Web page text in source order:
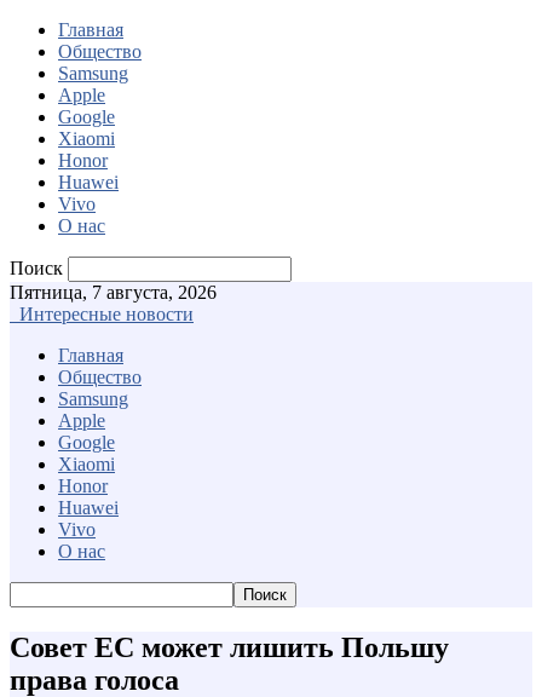
Главная
Общество
Samsung
Apple
Google
Xiaomi
Honor
Huawei
Vivo
О нас
Поиск
Пятница, 7 августа, 2026
Интересные новости
Главная
Общество
Samsung
Apple
Google
Xiaomi
Honor
Huawei
Vivo
О нас
Совет ЕС может лишить Польшу
права голоса